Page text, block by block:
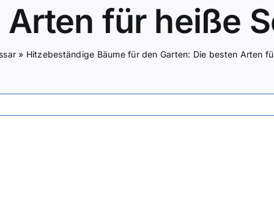
für heiße
» Hitzebeständige Bäume für den Garten: Die besten Arten